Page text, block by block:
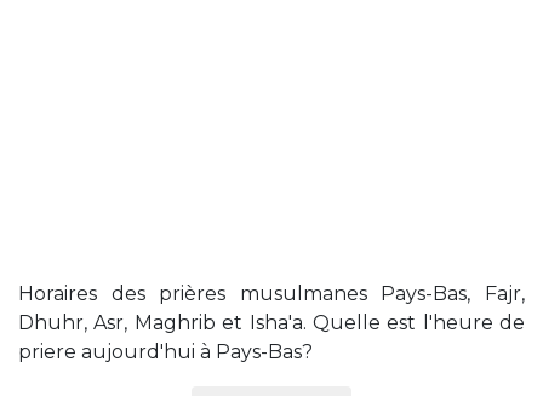
Horaires des prières musulmanes Pays-Bas, Fajr,
Dhuhr, Asr, Maghrib et Isha'a. Quelle est l'heure de
priere aujourd'hui à Pays-Bas?